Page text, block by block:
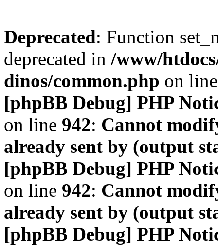
Deprecated: Function
deprecated in /www/
dinos/common.php on
[phpBB Debug] PHP
on line 942: Cannot
already sent by (output
[phpBB Debug] PHP
on line 942: Cannot
already sent by (output
[phpBB Debug] PHP